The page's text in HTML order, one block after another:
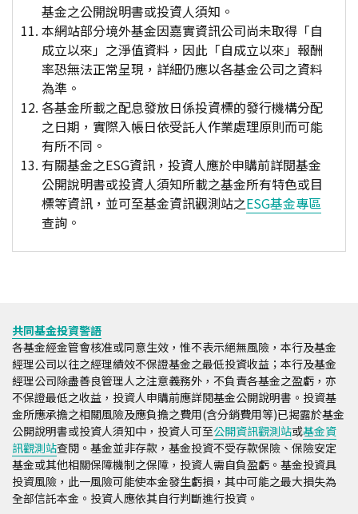
基金之公開說明書或投資人須知。
本網站部分境外基金因嘉實資訊公司尚未取得「自
成立以來」之淨值資料，因此「自成立以來」報酬
率恐無法正常呈現，詳細仍應以各基金公司之資料
為準。
各基金所載之配息發放日係投資標的發行機構分配
之日期，實際入帳日依受託人作業處理原則而可能
有所不同。
有關基金之ESG資訊，投資人應於申購前詳閱基金
公開說明書或投資人須知所載之基金所有特色或目
標等資訊，並可至基金資訊觀測站之ESG基金專區
查詢。
共同基金投資警語
各基金經金管會核准或同意生效，惟不表示絕無風險，本行及基金
經理公司以往之經理績效不保證基金之最低投資收益；本行及基金
經理公司除盡善良管理人之注意義務外，不負責各基金之盈虧，亦
不保證最低之收益，投資人申購前應詳閱基金公開說明書。投資基
金所應承擔之相關風險及應負擔之費用(含分銷費用等)已揭露於基金
公開說明書或投資人須知中，投資人可至公開資訊觀測站或基金資
訊觀測站查閱。基金並非存款，基金投資不受存款保險、保險安定
基金或其他相關保障機制之保障，投資人需自負盈虧。基金投資具
投資風險，此一風險可能使本金發生虧損，其中可能之最大損失為
全部信託本金。投資人應依其自行判斷進行投資。